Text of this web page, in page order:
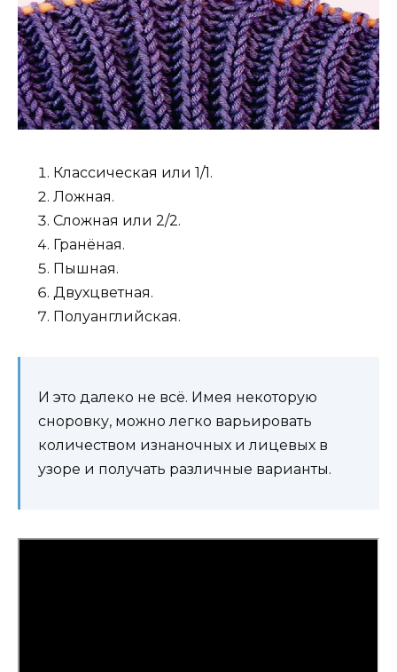
Классическая или 1/1.
Ложная.
Сложная или 2/2.
Гранёная.
Пышная.
Двухцветная.
Полуанглийская.
И это далеко не всё. Имея некоторую
сноровку, можно легко варьировать
количеством изнаночных и лицевых в
узоре и получать различные варианты.